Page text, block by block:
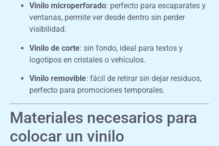
Vinilo microperforado: perfecto para escaparates y
ventanas, permite ver desde dentro sin perder
visibilidad.
Vinilo de corte: sin fondo, ideal para textos y
logotipos en cristales o vehículos.
Vinilo removible: fácil de retirar sin dejar residuos,
perfecto para promociones temporales.
Materiales necesarios para
colocar un vinilo